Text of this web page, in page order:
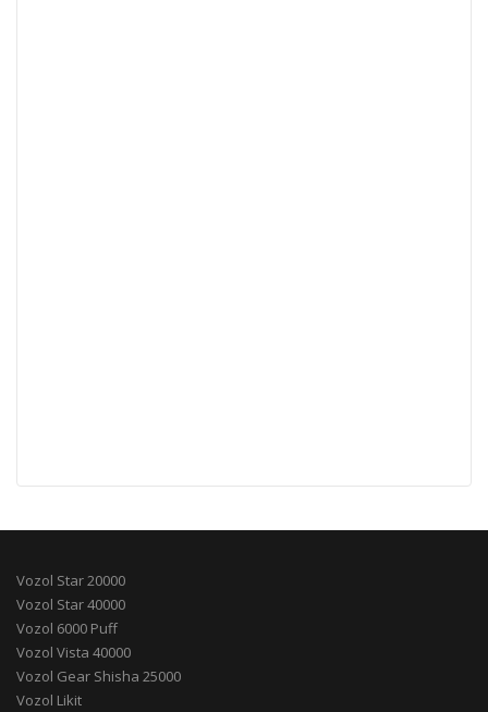
Vozol Star 20000
Vozol Star 40000
Vozol 6000 Puff
Vozol Vista 40000
Vozol Gear Shisha 25000
Vozol Likit